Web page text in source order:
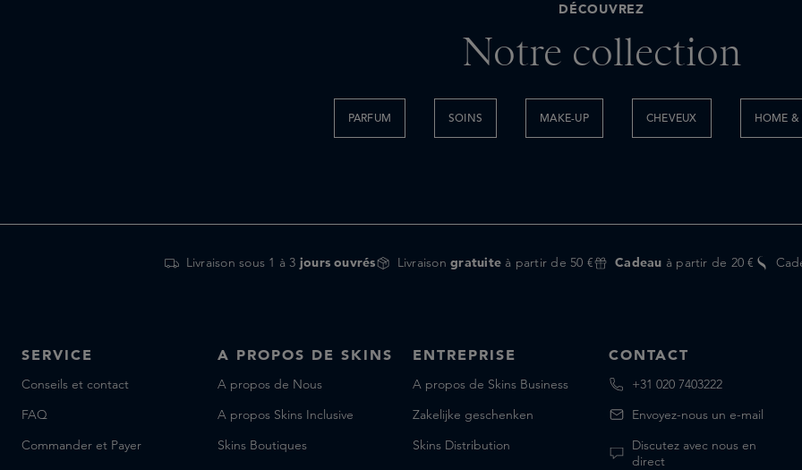
DÉCOUVREZ
Notre collection
PARFUM SOINS MAKE-UP CHEVEUX HOME &
Livraison sous 1 à 3 jours ouvrés Livraisongratuite à partir de 50 € Cadeau à partir de 20 €
SERVICE
Conseils et contact
FAQ
Commander et Payer
A PROPOS DE SKINS
A propos de Nous
A propos Skins Inclusive
Skins Boutiques
ENTREPRISE
A propos de Skins Business
Zakelijke geschenken
Skins Distribution
CONTACT
+31 020 7403222
Envoyez-nous un e-mail
Discutez avec nous en
direct